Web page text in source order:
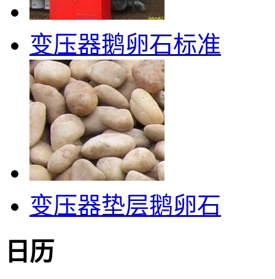
变压器鹅卵石标准
变压器垫层鹅卵石
日历